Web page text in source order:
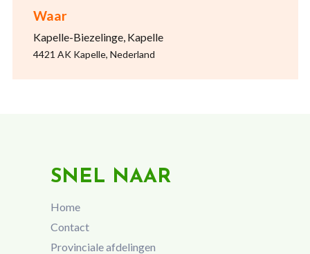
Waar
Kapelle-Biezelinge, Kapelle
4421 AK Kapelle, Nederland
SNEL NAAR
Home
Contact
Provinciale afdelingen